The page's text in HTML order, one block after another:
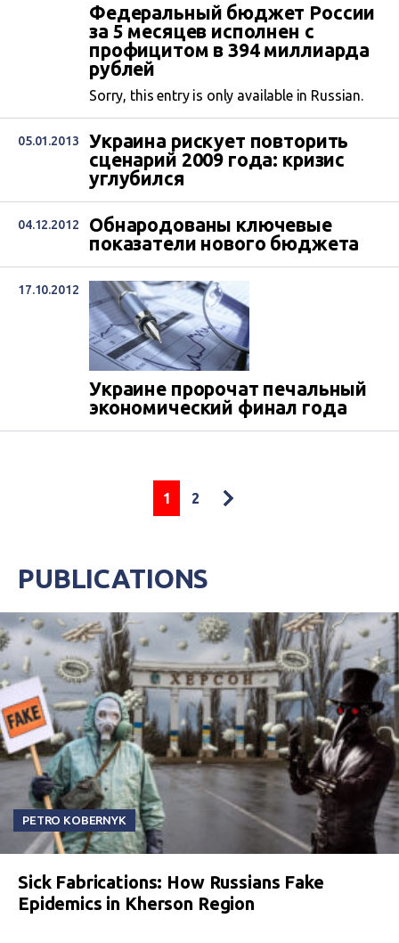
Федеральный бюджет России
за 5 месяцев исполнен с
профицитом в 394 миллиарда
рублей
Sorry, this entry is only available in Russian.
05.01.2013
Украина рискует повторить
сценарий 2009 года: кризис
углубился
04.12.2012
Обнародованы ключевые
показатели нового бюджета
17.10.2012
Украине пророчат печальный
экономический финал года
1 2
PUBLICATIONS
PETRO KOBERNYK
Sick Fabrications: How Russians Fake
Epidemics in Kherson Region